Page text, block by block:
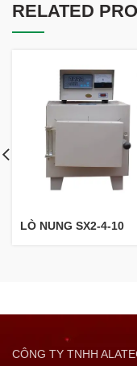
RELATED
LÒ NUNG SX2-4-10
CÔNG TY TNHH